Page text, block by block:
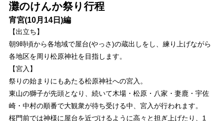
灘のけんか祭り行程
宵宮(10月14日)編
【出立ち】
朝9時頃から各地域で屋台(やっさ)の蔵出しをし、練り上げながら
各地区を周り松原神社を目指します。
【宮入】
祭りの始まりにもあたる松原神社への宮入。
東山の獅子が先頭となり、続いて木場・松原・八家・妻鹿・宇佐
崎・中村の順番で大観衆が待ち受ける中、宮入が行われます。
桜門前では神様に屋台を近づけるように高々と担ぎ上げたり、1